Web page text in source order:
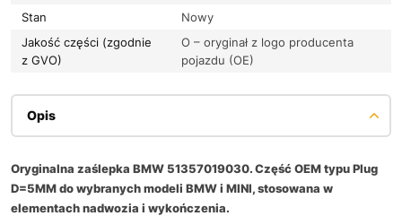
Stan
Nowy
Jakość części (zgodnie
z GVO)
O – oryginał z logo producenta
pojazdu (OE)
Opis
Oryginalna zaślepka BMW 51357019030. Część OEM typu Plug
D=5MM do wybranych modeli BMW i MINI, stosowana w
elementach nadwozia i wykończenia.